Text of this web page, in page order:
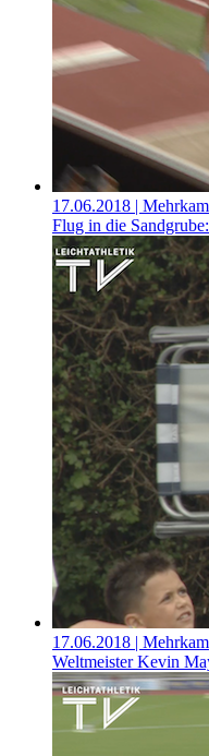
17.06.2018 |
Flug in die
17.06.2018 |
Weltmeister Kevin